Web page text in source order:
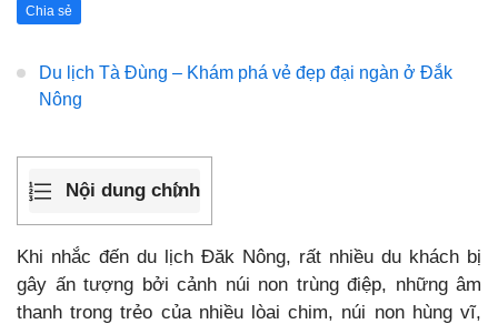
Chia sẻ
Du lịch Tà Đùng – Khám phá vẻ đẹp đại ngàn ở Đắk
Nông
Nội dung chính
Khi nhắc đến du lịch Đăk Nông, rất nhiều du khách bị
gây ấn tượng bởi cảnh núi non trùng điệp, những âm
thanh trong trẻo của nhiều lòai chim, núi non hùng vĩ,